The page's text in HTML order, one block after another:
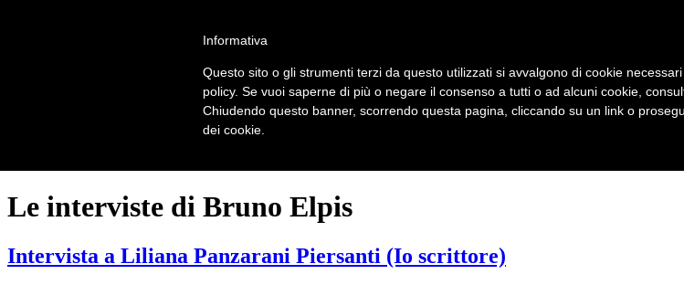
Il mistero dei massi avelli
Le interviste di Bruno Elpis
Intervista a Liliana Panzarani Piersanti (Io scrittore)
Informativa
Questo sito o gli strumenti terzi da questo utilizzati si avvalgono di cookie
policy. Se vuoi saperne di più o negare il consenso a tutti o ad alcuni cookie,
Chiudendo questo banner, scorrendo questa pagina, cliccando su un link o
dei cookie.